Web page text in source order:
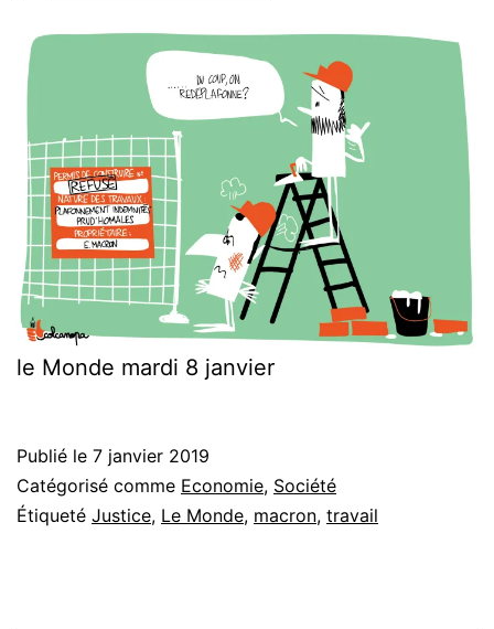
le Monde mardi 8 janvier
Publié le 7 janvier 2019
Catégorisé comme Economie, Société
Étiqueté Justice, Le Monde, macron, travail